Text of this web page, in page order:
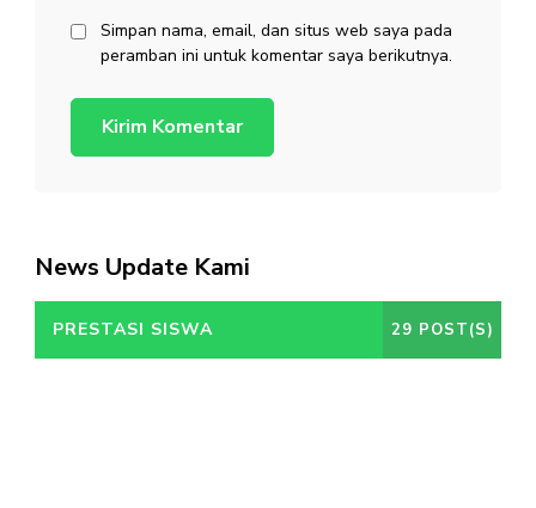
Simpan nama, email, dan situs web saya pada
peramban ini untuk komentar saya berikutnya.
News Update Kami
PRESTASI SISWA 29 POST(S)